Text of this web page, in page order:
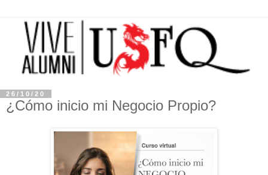
26/10/20
¿Cómo inicio mi Negocio Propio?